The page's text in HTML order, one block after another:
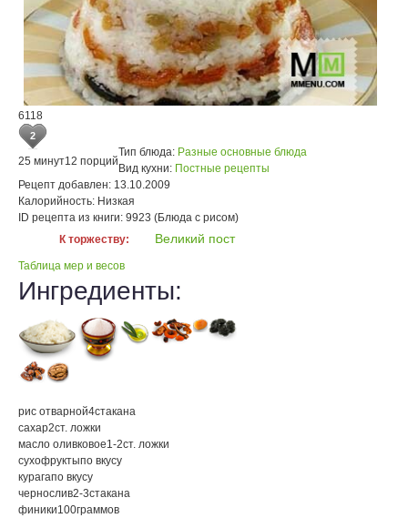
6118
2
25 минут12 порций
Тип блюда: Разные основные блюда
Вид кухни: Постные рецепты
Рецепт добавлен: 13.10.2009
Калорийность: Низкая
ID рецепта из книги: 9923 (Блюда с рисом)
К торжеству:
Великий пост
Таблица мер и весов
Ингредиенты:
рис отварной4стакана
сахар2ст. ложки
масло оливковое1-2ст. ложки
сухофруктыпо вкусу
курагапо вкусу
чернослив2-3стакана
финики100граммов